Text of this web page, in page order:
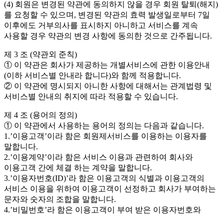
(4) 회원은 변경된 약관에 동의하지 않을 경우 회원 탈퇴(해지)
를 요청할 수 있으며, 변경된 약관의 효력 발생일로부터 7일
이후에도 거부의사를 표시하지 아니하고 서비스를 계속
사용할 경우 약관의 변경 사항에 동의한 것으로 간주됩니다.
제 3 조 (약관외 준칙)
① 이 약관은 회사가 제공하는 개별서비스에 관한 이용안내
(이하 서비스별 안내라 합니다)와 함께 적용합니다.
② 이 약관에 명시되지 아니한 사항에 대해서는 관계법령 및
서비스별 안내의 취지에 따라 적용할 수 있습니다.
제 4 조 (용어의 정의)
① 이 약관에서 사용하는 용어의 정의는 다음과 같습니다.
1.’이용고객’이라 함은 회원제서비스를 이용하는 이용자를
말합니다.
2.’이용계약’이라 함은 서비스 이용과 관련하여 회사와
이용고객 간에 체결 하는 계약을 말합니다.
3.’이용자번호(ID)’라 함은 이용고객의 식별과 이용고객의
서비스 이용을 위하여 이용고객이 선정하고 회사가 부여하는
문자와 숫자의 조합을 말합니다.
4.’비밀번호’라 함은 이용고객이 부여 받은 이용자번호와